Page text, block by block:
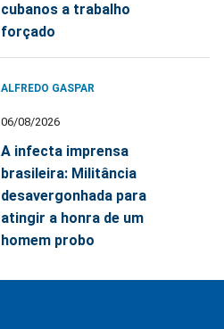
cubanos a trabalho
forçado
ALFREDO GASPAR
06/08/2026
A infecta imprensa
brasileira: Militância
desavergonhada para
atingir a honra de um
homem probo